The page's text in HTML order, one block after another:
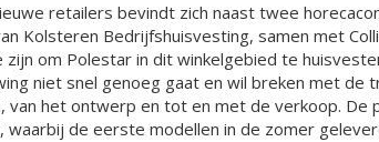
retailers bevindt zich naast twee
Kolsteren Bedrijfshuisvesting, samen met
om Polestar in dit winkelgebied te
niet snel genoeg gaat en wil breken met de
van het ontwerp en tot en met de verkoop.
waarbij de eerste modellen in de zomer